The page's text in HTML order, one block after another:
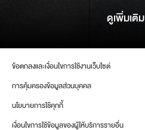
ดูเพิ่มเติม
ข้อตกลงและเงื่อนไขการใช้งานเว็บไซต์
การคุ้มครองข้อมูลส่วนบุคคล
นโยบายการใช้คุกกี้
เงื่อนไขการใช้ข้อมูลของผู้ให้บริการรายอื่น